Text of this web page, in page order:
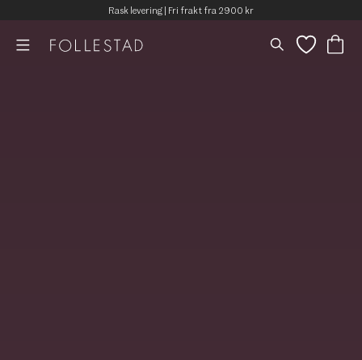
Rask levering | Fri frakt fra 2900 kr